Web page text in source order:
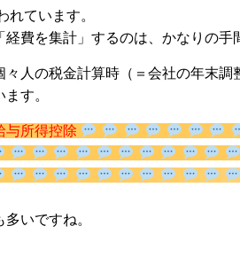
ています。
費を集計」するのは、かなりの手
人の税金計算時（＝会社の年末調
す。
与所得控除
いですね。